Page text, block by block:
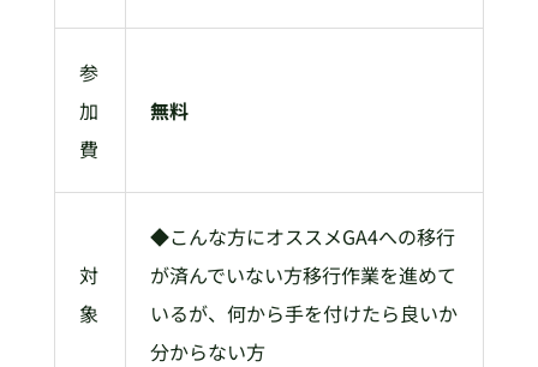
参
加
費
無料
対
象
◆こんな方にオススメGA4への移行
が済んでいない方移行作業を進めて
いるが、何から手を付けたら良いか
分からない方